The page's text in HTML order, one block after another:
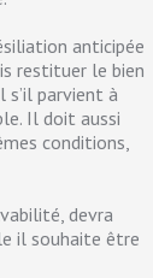
anticipée
restituer le bien
parvient à
Il doit aussi
conditions,
devra
il souhaite être